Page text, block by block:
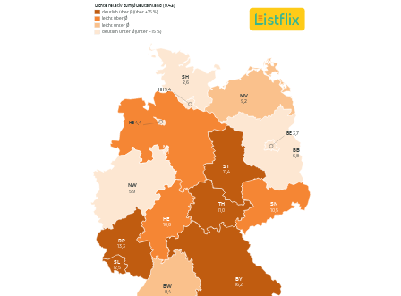
Dichte relativ zum Ø Deutschland (9,43)
deutlich über Ø (über +15 %)
leicht über Ø
leicht unter Ø
deutlich unter Ø (unter −15 %)
BW
8,4
BY
16,2
BB
6,8
HE
10,8
MV
9,2
NI
10,1
NW
5,9
RP
13,3
SL
12,5
ST
11,4
SN
10,5
SH
2,6
TH
11,0
BE3,7
HB4,4
HH5,4